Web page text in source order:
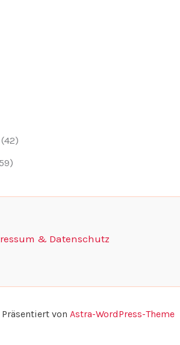
(42)
& Datenschutz
von Astra-WordPress-Theme